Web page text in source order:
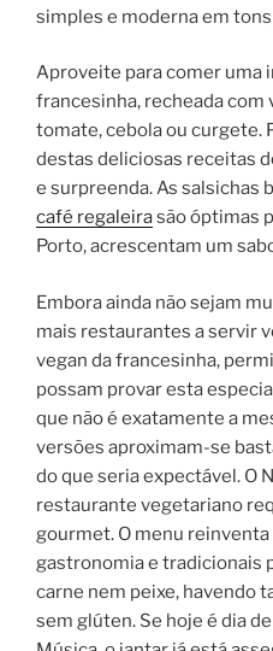
simples e moderna em
Aproveite para comer uma
francesinha, recheada
tomate, cebola ou curgete.
destas deliciosas receitas
e surpreenda. As salsichas
café regaleirasão óptimas
Porto, acrescentam um
Embora ainda não sejam
mais restaurantes a servir
vegan da francesinha,
possam provar esta
que não é exatamente a
versões aproximam-se
do que seria expectável. O
restaurante vegetariano
gourmet. O menu
gastronomia e tradicionais
carne nem peixe, havendo
sem glúten. Se hoje é dia